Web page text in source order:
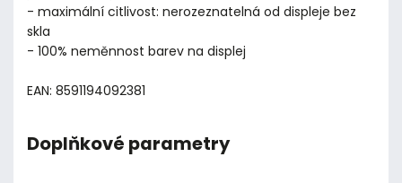
- maximální citlivost: nerozeznatelná od displeje bez
skla
- 100% neměnnost barev na displej
EAN: 8591194092381
Doplňkové parametry